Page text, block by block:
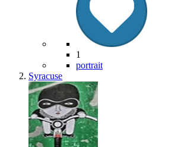
1
portrait
Syracuse